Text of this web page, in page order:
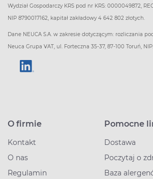
Wydział Gospodarczy KRS pod nr KRS: 0000049872,
NIP 8790017162, kapitał zakładowy 4 642 802 złotych.
Dane NEUCA S.A. w zakresie dotyczącym: rozliczania
Neuca Grupa VAT, ul. Forteczna 35-37, 87-100 Toruń,
O firmie
Kontakt
O nas
Regulamin
Pomocne
Dostawa
Poczytaj o
Baza